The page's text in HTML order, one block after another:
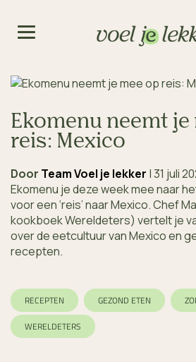
Ekomenu neemt je
reis: Mexico
Door Team Voel je lekker |31 juli
Ekomenu je deze week mee naar
voor een ‘reis’ naar Mexico. Chef
kookboek Wereldeters) vertelt je
over de eetcultuur van Mexico en
recepten.
RECEPTEN GEZOND ETEN
WERELDETERS